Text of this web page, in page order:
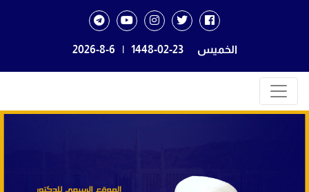
الخميس 1448-02-23
|
2026-8-6